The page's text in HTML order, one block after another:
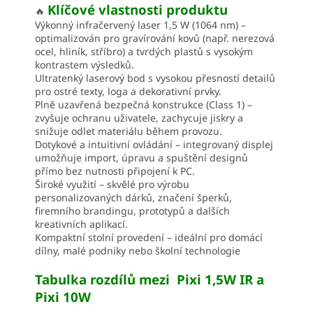
🔥 Klíčové vlastnosti produktu
Výkonný infračervený laser 1,5 W (1064 nm) –
optimalizován pro gravírování kovů (např. nerezová
ocel, hliník, stříbro) a tvrdých plastů s vysokým
kontrastem výsledků.
Ultratenký laserový bod s vysokou přesností detailů
pro ostré texty, loga a dekorativní prvky.
Plně uzavřená bezpečná konstrukce (Class 1) –
zvyšuje ochranu uživatele, zachycuje jiskry a
snižuje odlet materiálu během provozu.
Dotykové a intuitivní ovládání – integrovaný displej
umožňuje import, úpravu a spuštění designů
přímo bez nutnosti připojení k PC.
Široké využití – skvělé pro výrobu
personalizovaných dárků, značení šperků,
firemního brandingu, prototypů a dalších
kreativních aplikací.
Kompaktní stolní provedení – ideální pro domácí
dílny, malé podniky nebo školní technologie
Tabulka rozdílů mezi Pixi 1,5W IR a
Pixi 10W